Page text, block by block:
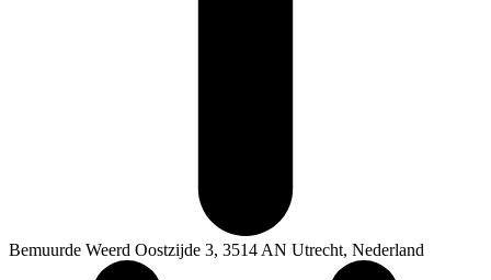
Bemuurde Weerd Oostzijde 3, 3514 AN Utrecht, Nederland